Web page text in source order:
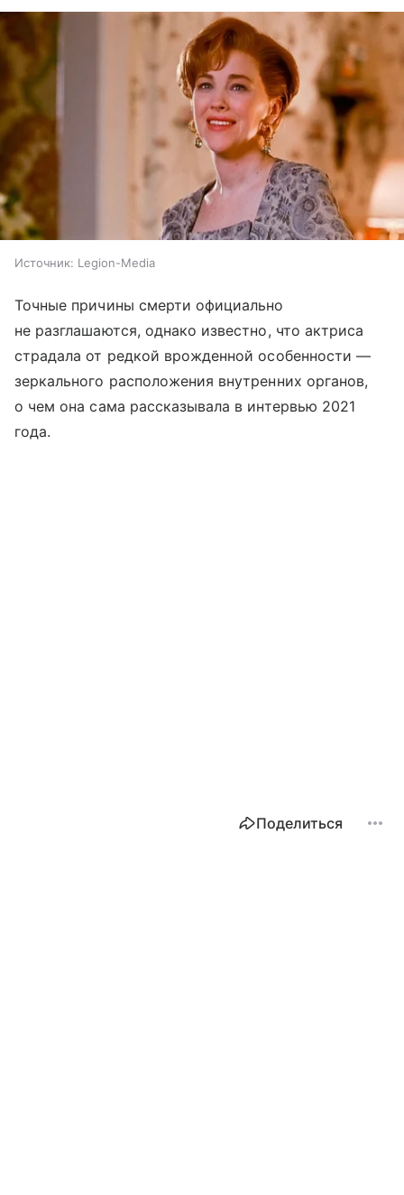
Источник: Legion-Media
Точные причины смерти официально
не разглашаются, однако известно, что актриса
страдала от редкой врожденной особенности —
зеркального расположения внутренних органов,
о чем она сама рассказывала в интервью 2021
года.
Поделиться